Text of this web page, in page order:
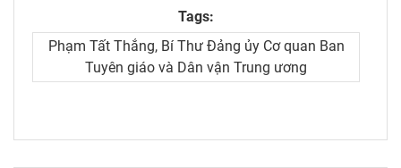
Tags:
Phạm Tất Thắng, Bí Thư Đảng ủy Cơ quan Ban
Tuyên giáo và Dân vận Trung ương